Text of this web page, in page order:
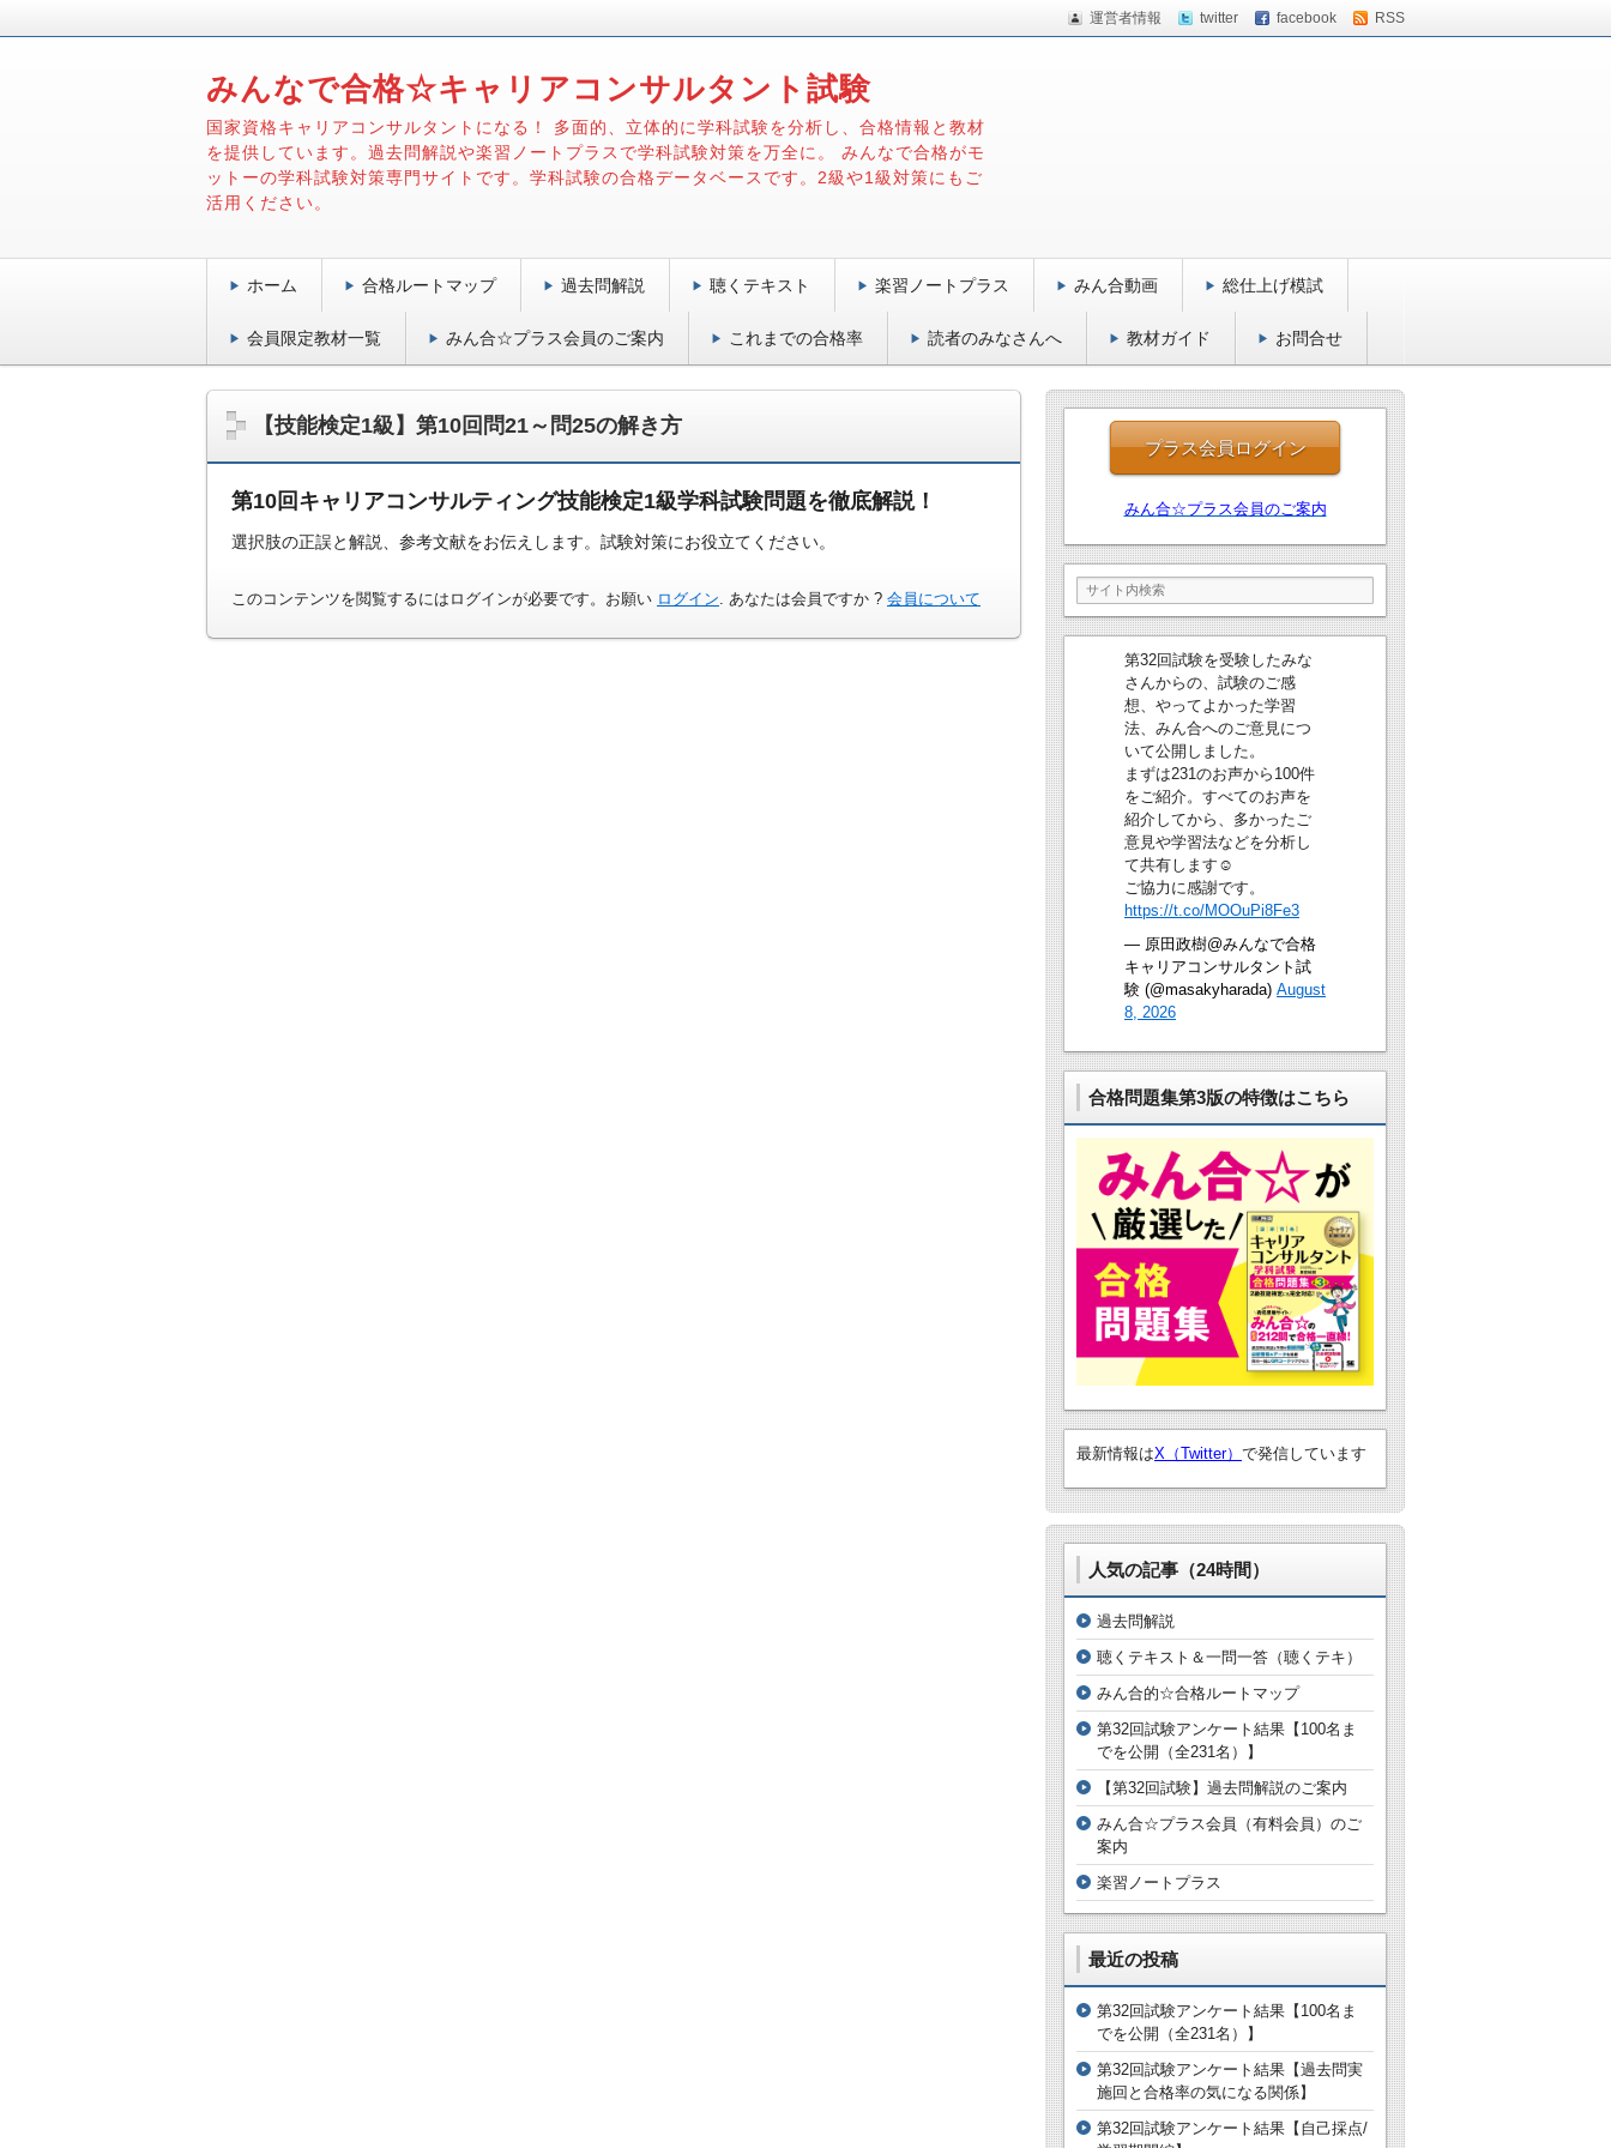
運営者情報 twitter facebook RSS
みんなで合格☆キャリアコンサルタント試験
国家資格キャリアコンサルタントになる！ 多面的、立体的に学科試験を分析し、合格情報と教材
を提供しています。過去問解説や楽習ノートプラスで学科試験対策を万全に。 みんなで合格がモ
ットーの学科試験対策専門サイトです。学科試験の合格データベースです。2級や1級対策にもご
活用ください。
ホーム 合格ルートマップ 過去問解説 聴くテキスト 楽習ノートプラス みん合動画 総仕上げ模試
会員限定教材一覧 みん合☆プラス会員のご案内 これまでの合格率 読者のみなさんへ 教材ガイド お問合せ
【技能検定1級】第10回問21～問25の解き方
第10回キャリアコンサルティング技能検定1級学科試験問題を徹底解説！
選択肢の正誤と解説、参考文献をお伝えします。試験対策にお役立てください。
このコンテンツを閲覧するにはログインが必要です。お願い ログイン. あなたは会員ですか ? 会員について
プラス会員ログイン
みん合☆プラス会員のご案内
第32回試験を受験したみな
さんからの、試験のご感
想、やってよかった学習
法、みん合へのご意見につ
いて公開しました。
まずは231のお声から100件
をご紹介。すべてのお声を
紹介してから、多かったご
意見や学習法などを分析し
て共有します☺
ご協力に感謝です。
https://t.co/MOOuPi8Fe3
— 原田政樹@みんなで合格
キャリアコンサルタント試
験 (@masakyharada) August
8, 2026
合格問題集第3版の特徴はこちら
最新情報はX（Twitter） で発信しています
人気の記事（24時間）
過去問解説
聴くテキスト＆一問一答（聴くテキ）
みん合的☆合格ルートマップ
第32回試験アンケート結果【100名ま
でを公開（全231名）】
【第32回試験】過去問解説のご案内
みん合☆プラス会員（有料会員）のご
案内
楽習ノートプラス
最近の投稿
第32回試験アンケート結果【100名ま
でを公開（全231名）】
第32回試験アンケート結果【過去問実
施回と合格率の気になる関係】
第32回試験アンケート結果【自己採点/